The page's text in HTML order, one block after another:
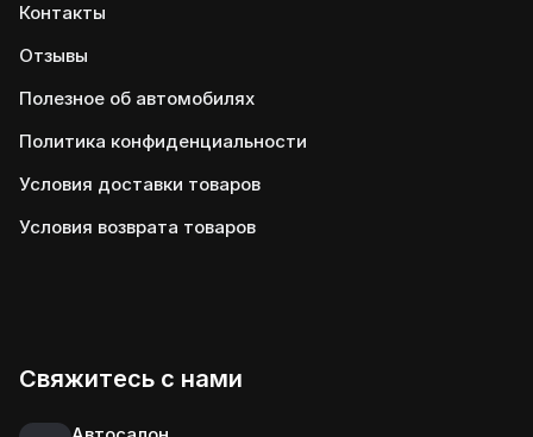
Контакты
Отзывы
Полезное об автомобилях
Политика конфиденциальности
Условия доставки товаров
Условия возврата товаров
Свяжитесь с нами